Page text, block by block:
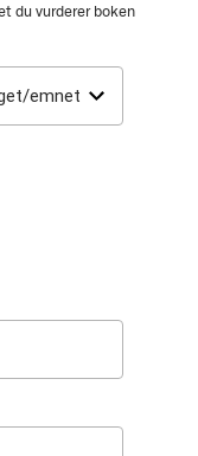
du vurderer boken